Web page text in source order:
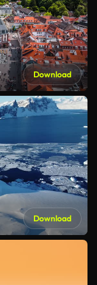
Download
Download